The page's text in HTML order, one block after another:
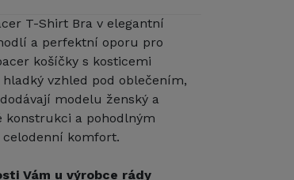
T-Shirt Bra v elegantní
a perfektní oporu pro
košíčky s kosticemi
vzhled pod oblečením,
modelu ženský a
konstrukci a pohodlným
komfort.
Vám u výrobce rády